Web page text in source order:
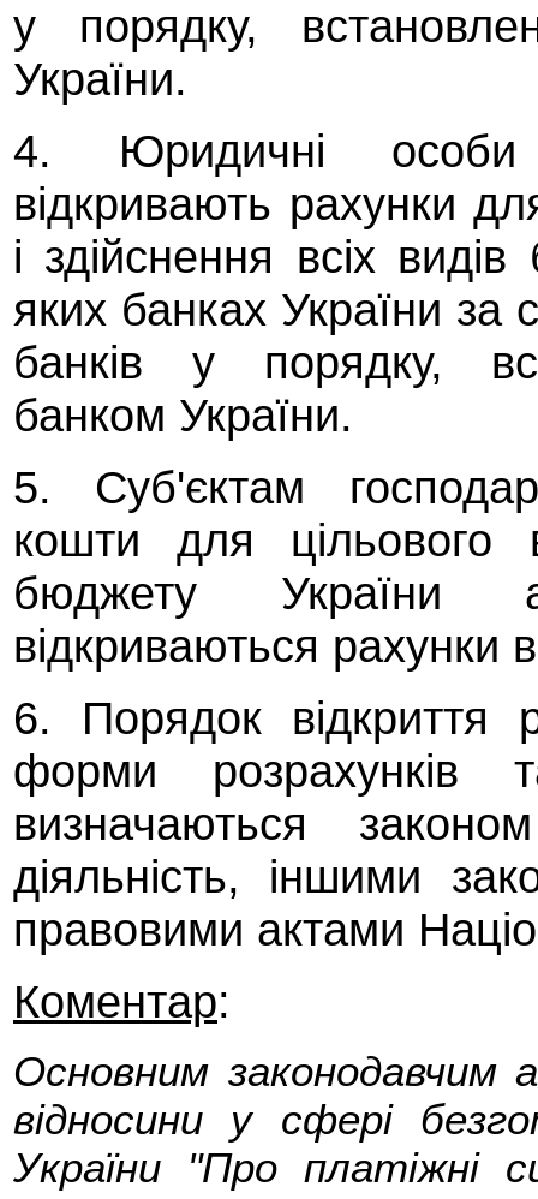
у порядку,
України.
4. Юридичні особи
відкривають рахунки
і здійснення всіх
яких банках України за
банків у порядку,
банком України.
5. Суб'єктам
кошти для цільового
бюджету України
відкриваються рахунки
6. Порядок відкриття
форми розрахунків
визначаються
діяльність, іншими
правовими актами
Коментар:
Основним
відносини у сфері
України "Про платіжні